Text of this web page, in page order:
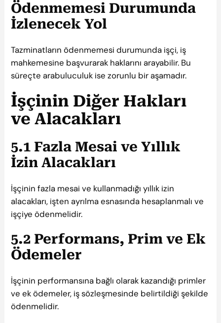
Ödenmemesi Durumunda
İzlenecek Yol
Tazminatların ödenmemesi durumunda işçi, iş
mahkemesine başvurarak haklarını arayabilir. Bu
süreçte arabuluculuk ise zorunlu bir aşamadır.
İşçinin Diğer Hakları
ve Alacakları
5.1 Fazla Mesai ve Yıllık
İzin Alacakları
İşçinin fazla mesai ve kullanmadığı yıllık izin
alacakları, işten ayrılma esnasında hesaplanmalı ve
işçiye ödenmelidir.
5.2 Performans, Prim ve Ek
Ödemeler
İşçinin performansına bağlı olarak kazandığı primler
ve ek ödemeler, iş sözleşmesinde belirtildiği şekilde
ödenmelidir.